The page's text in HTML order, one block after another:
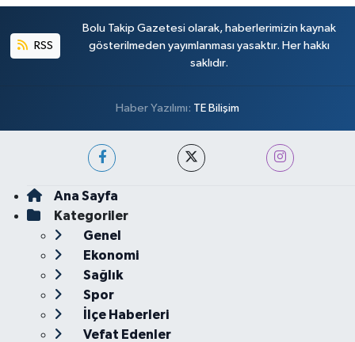
RSS
Bolu Takip Gazetesi olarak, haberlerimizin kaynak
gösterilmeden yayımlanması yasaktır. Her hakkı
saklıdır.
Haber Yazılımı: TE Bilişim
Ana Sayfa
Kategoriler
Genel
Ekonomi
Sağlık
Spor
İlçe Haberleri
Vefat Edenler